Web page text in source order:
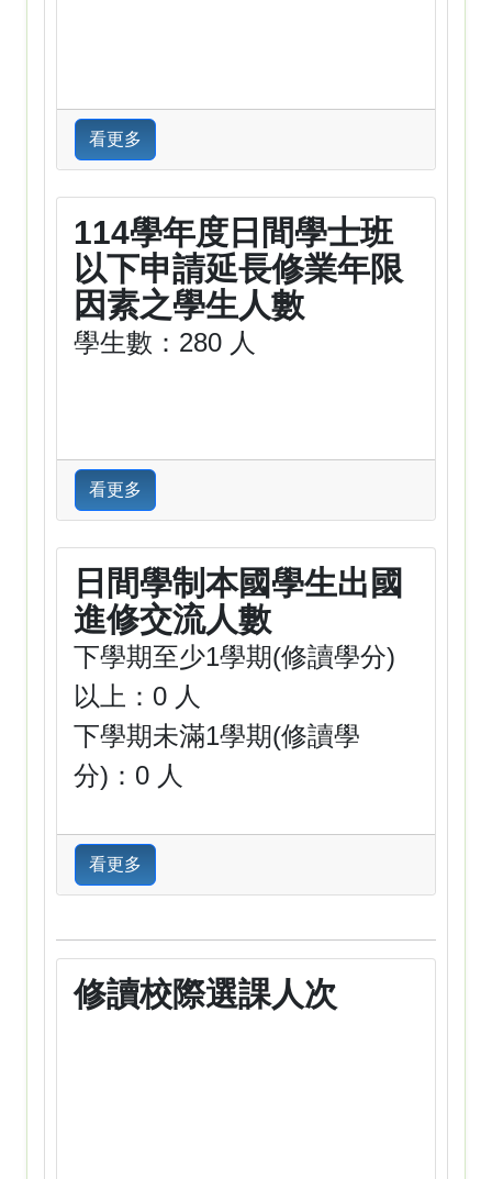
看更多
114學年度日間學士班
以下申請延長修業年限
因素之學生人數
學生數：280 人
看更多
日間學制本國學生出國
進修交流人數
下學期至少1學期(修讀學分)
以上：0 人
下學期未滿1學期(修讀學
分)：0 人
看更多
修讀校際選課人次